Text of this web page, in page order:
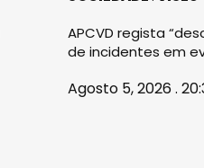
APCVD regista
de incidentes em
Agosto 5, 2026 .